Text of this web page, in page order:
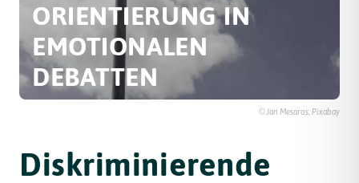
ORIENTIERUNG IN
EMOTIONALEN
DEBATTEN
© Jan Mesaros, Pixabay
Diskriminierende